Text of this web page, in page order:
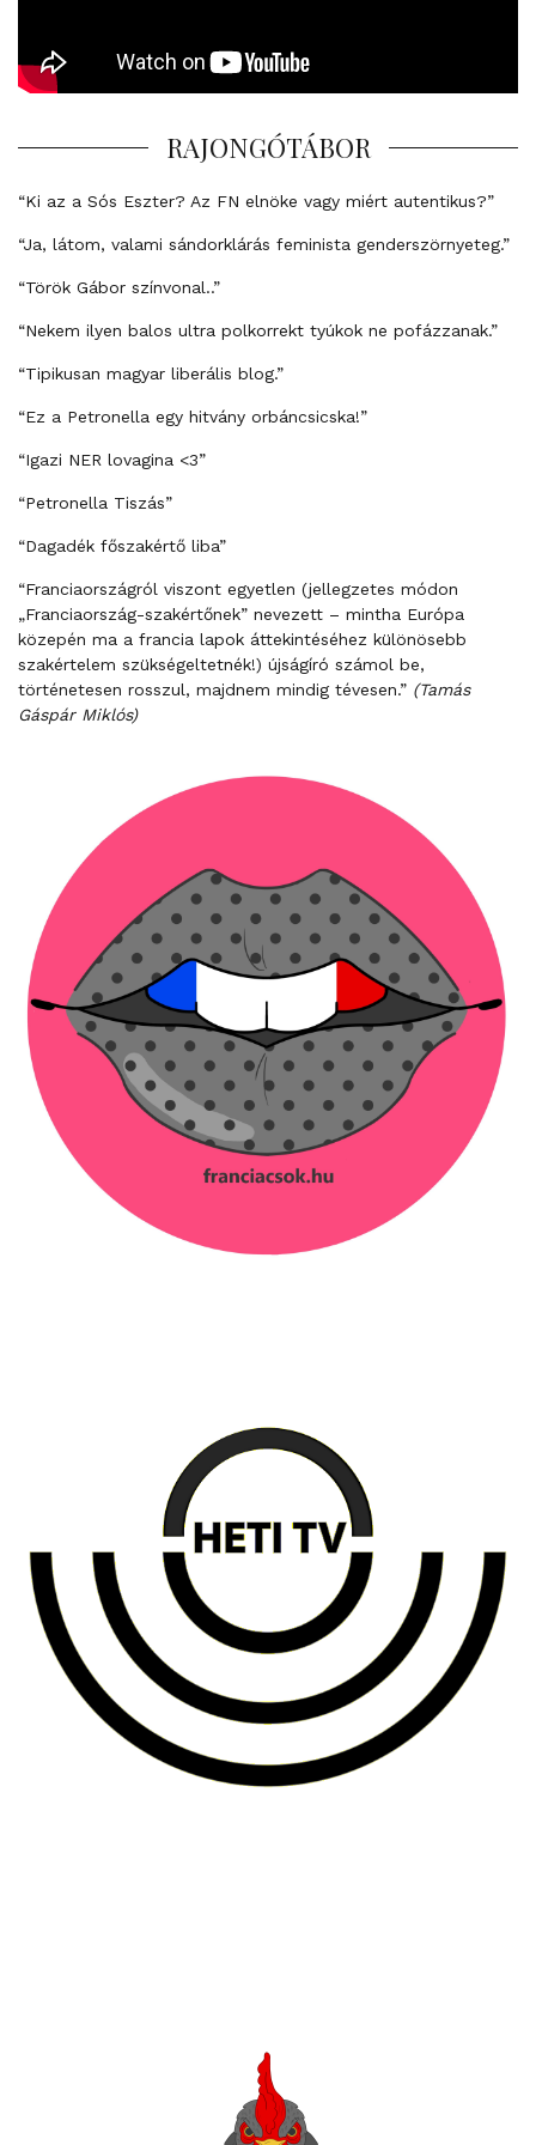
RAJONGÓTÁBOR
“Ki az a Sós Eszter? Az FN elnöke vagy miért autentikus?”
“Ja, látom, valami sándorklárás feminista genderszörnyeteg.”
“Török Gábor színvonal..”
“Nekem ilyen balos ultra polkorrekt tyúkok ne pofázzanak.”
“Tipikusan magyar liberális blog.”
“Ez a Petronella egy hitvány orbáncsicska!”
“Igazi NER lovagina <3”
“Petronella Tiszás”
“Dagadék főszakértő liba”
“Franciaországról viszont egyetlen (jellegzetes módon
„Franciaország-szakértőnek” nevezett – mintha Európa
közepén ma a francia lapok áttekintéséhez különösebb
szakértelem szükségeltetnék!) újságíró számol be,
történetesen rosszul, majdnem mindig tévesen.” (Tamás
Gáspár Miklós)